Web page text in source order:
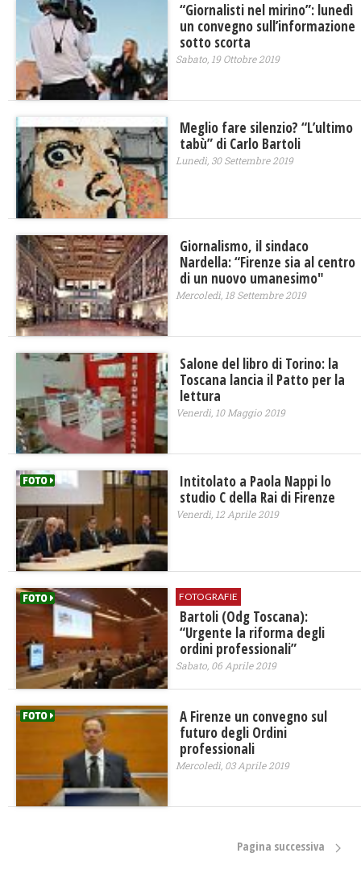
“Giornalisti nel mirino”: lunedì
un convegno sull’informazione
sotto scorta
Sabato, 19 Ottobre 2019
Meglio fare silenzio? “L’ultimo
tabù” di Carlo Bartoli
Lunedì, 30 Settembre 2019
Giornalismo, il sindaco
Nardella: “Firenze sia al centro
di un nuovo umanesimo"
Mercoledì, 18 Settembre 2019
Salone del libro di Torino: la
Toscana lancia il Patto per la
lettura
Venerdì, 10 Maggio 2019
Intitolato a Paola Nappi lo
studio C della Rai di Firenze
Venerdì, 12 Aprile 2019
FOTOGRAFIE
Bartoli (Odg Toscana):
“Urgente la riforma degli
ordini professionali”
Sabato, 06 Aprile 2019
A Firenze un convegno sul
futuro degli Ordini
professionali
Mercoledì, 03 Aprile 2019
Pagina successiva